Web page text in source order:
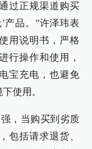
过正规渠道购买
产品。”许泽玮表
用说明书，严格
行操作和使用，
宝充电，也避免
使用。
，当购买到劣质
包括请求退货、